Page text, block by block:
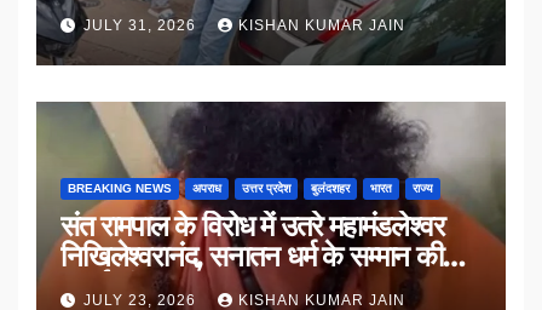
JULY 31, 2026 KISHAN KUMAR JAIN
BREAKING NEWS अपराध उत्तर प्रदेश बुलंदशहर भारत राज्य
संत रामपाल के विरोध में उतरे महामंडलेश्वर
निखिलेश्वरानंद, सनातन धर्म के सम्मान की
उठाई मांग
JULY 23, 2026 KISHAN KUMAR JAIN